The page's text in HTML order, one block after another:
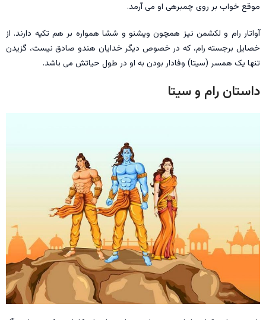
موقع خواب بر روی چمبرهی او می آرمد.
آواتار رام و لکشمن نیز همچون ویشنو و ششا همواره بر هم تکیه دارند. از
خصایل برجسته رام، که در خصوص دیگر خدایان هندو صادق نیست، گزیدن
تنها یک همسر (سیتا) وفادار بودن به او در طول حیاتش می باشد.
داستان رام و سیتا